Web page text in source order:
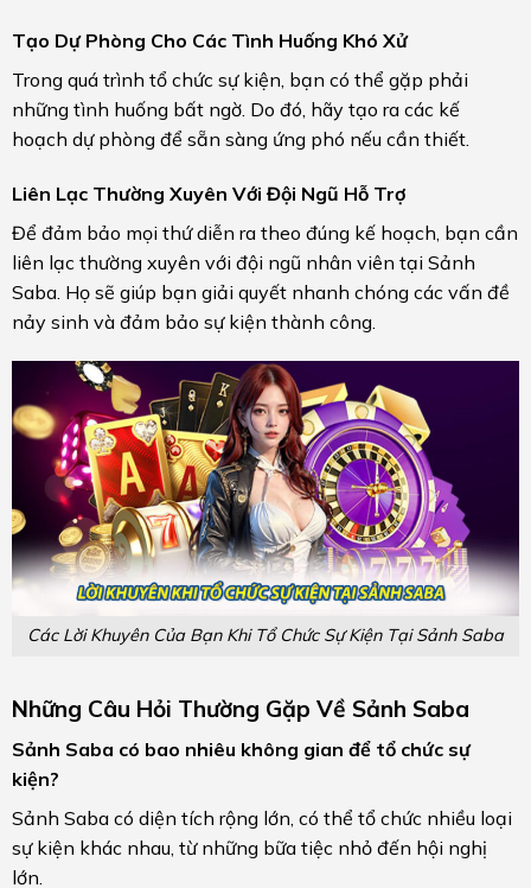
Tạo Dự Phòng Cho Các Tình Huống Khó Xử
Trong quá trình tổ chức sự kiện, bạn có thể gặp phải
những tình huống bất ngờ. Do đó, hãy tạo ra các kế
hoạch dự phòng để sẵn sàng ứng phó nếu cần thiết.
Liên Lạc Thường Xuyên Với Đội Ngũ Hỗ Trợ
Để đảm bảo mọi thứ diễn ra theo đúng kế hoạch, bạn cần
liên lạc thường xuyên với đội ngũ nhân viên tại Sảnh
Saba. Họ sẽ giúp bạn giải quyết nhanh chóng các vấn đề
nảy sinh và đảm bảo sự kiện thành công.
Các Lời Khuyên Của Bạn Khi Tổ Chức Sự Kiện Tại Sảnh Saba
Những Câu Hỏi Thường Gặp Về Sảnh Saba
Sảnh Saba có bao nhiêu không gian để tổ chức sự
kiện?
Sảnh Saba có diện tích rộng lớn, có thể tổ chức nhiều loại
sự kiện khác nhau, từ những bữa tiệc nhỏ đến hội nghị
lớn.